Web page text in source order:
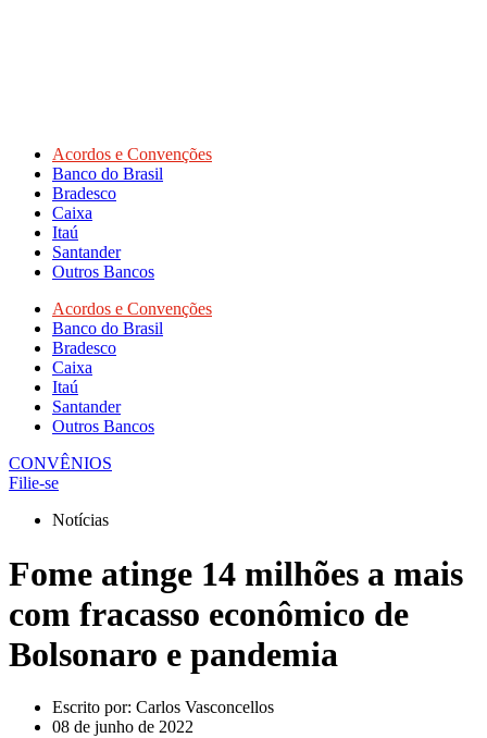
Acordos e Convenções
Banco do Brasil
Bradesco
Caixa
Itaú
Santander
Outros Bancos
Acordos e Convenções
Banco do Brasil
Bradesco
Caixa
Itaú
Santander
Outros Bancos
CONVÊNIOS
Filie-se
Notícias
Fome atinge 14 milhões a mais
com fracasso econômico de
Bolsonaro e pandemia
Escrito por: Carlos Vasconcellos
08 de junho de 2022